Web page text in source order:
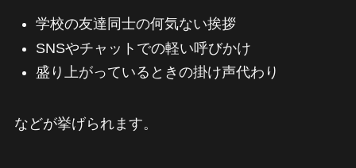
学校の友達同士の何気ない挨拶
SNSやチャットでの軽い呼びかけ
盛り上がっているときの掛け声代わり
などが挙げられます。